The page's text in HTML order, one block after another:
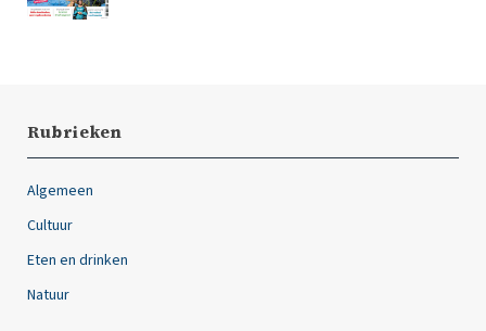
Rubrieken
Algemeen
Cultuur
Eten en drinken
Natuur